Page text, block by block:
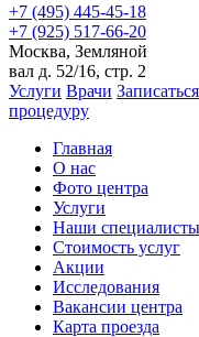
+7 (495) 445-45-18
+7 (925) 517-66-20
Москва, Земляной
вал д. 52/16, стр. 2
Услуги Врачи
процедуру
Главная
О нас
Фото центра
Услуги
Наши специалисты
Стоимость услуг
Акции
Исследования
Вакансии центра
Карта проезда